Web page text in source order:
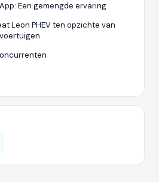
Een gemengde ervaring
Leon PHEV ten opzichte van